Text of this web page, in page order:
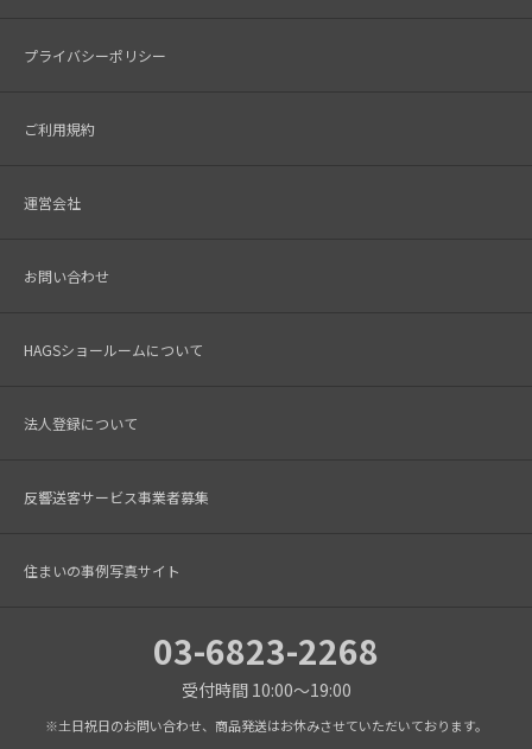
プライバシーポリシー
ご利用規約
運営会社
お問い合わせ
HAGSショールームについて
法人登録について
反響送客サービス事業者募集
住まいの事例写真サイト
03-6823-2268
受付時間 10:00～19:00
※土日祝日のお問い合わせ、商品発送はお休みさせていただいております。